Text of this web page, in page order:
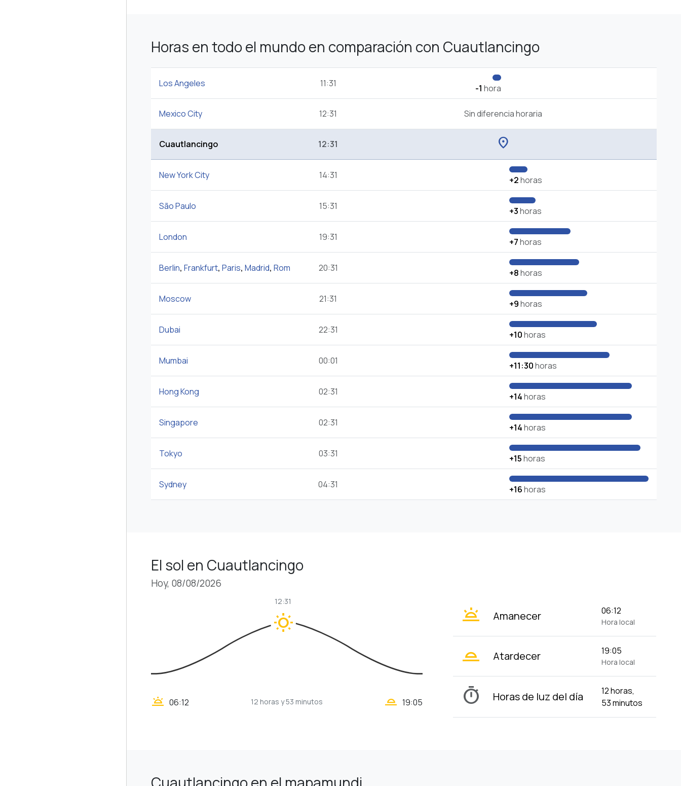
Horas en todo el mundo en comparación con Cuautlancingo
Los Angeles 11:31 -1 hora
Mexico City 12:31 Sin diferencia horaria
Cuautlancingo 12:31 location_on
New York City 14:31 +2horas
São Paulo 15:31 +3horas
London 19:31 +7horas
Berlin, Frankfurt, Paris, Madrid, Rom 20:31 +8horas
Moscow 21:31 +9horas
Dubai 22:31 +10horas
Mumbai 00:01 +11:30horas
Hong Kong 02:31 +14horas
Singapore 02:31 +14horas
Tokyo 03:31 +15horas
Sydney 04:31 +16horas
El sol en Cuautlancingo
Hoy, 08/08/2026
wb_sunny
12:31
wb_twilight 06:12 12 horas y 53 minutos wb_twilight_2 19:05
wb_twilight Amanecer 06:12
Hora local
wb_twilight_2 Atardecer 19:05
Hora local
timer Horas de luz del día
12 horas,
53 minutos